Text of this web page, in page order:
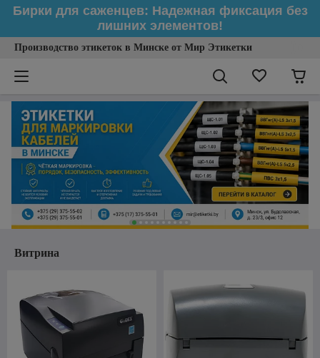
Бирки для саженцев: Надежная фиксация без
лишних элементов!
Производство этикеток в Минске от Мир Этикетки
Витрина